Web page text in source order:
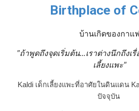
Birthplace of
บ้านเกิดของกาแฟ
"ถ้าพูดถึงจุดเริ่มต้น...เราต่างนึกถึงเ
เลี้ยงแพะ"
Kaldi เด็กเลี้ยงแพะที่อาศัยในดินแดน
ปัจจุบัน